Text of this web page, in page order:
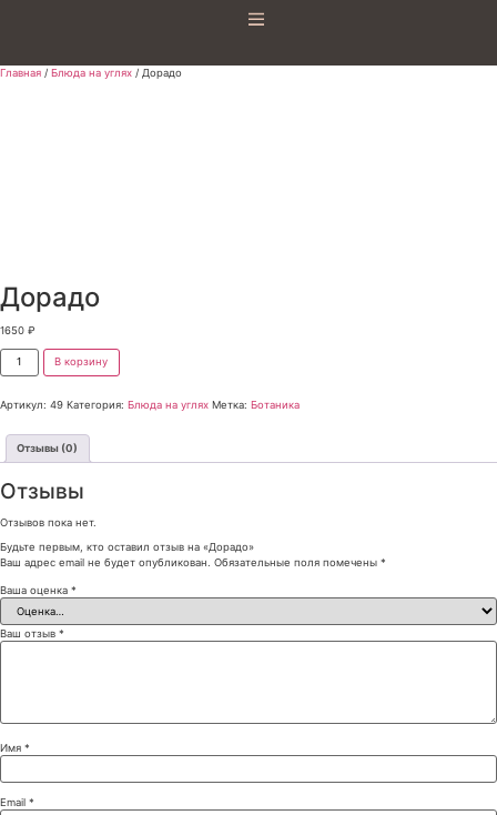
Главная / Блюда на углях / Дорадо
Дорадо
1650 ₽
В корзину
Артикул: 49 Категория: Блюда на углях Метка: Ботаника
Отзывы (0)
Отзывы
Отзывов пока нет.
Будьте первым, кто оставил отзыв на «Дорадо»
Ваш адрес email не будет опубликован. Обязательные поля помечены *
Ваша оценка *
Ваш отзыв *
Имя *
Email *